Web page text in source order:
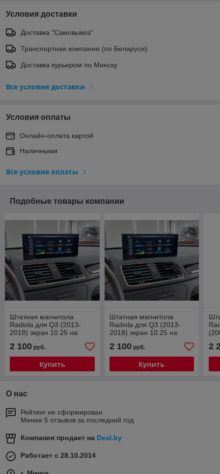
Условия доставки
Доставка "Самовывоз"
Транспортная компания (по Беларуси)
Доставка курьером по Минску
Все условия доставки
Условия оплаты
Онлайн-оплата картой
Наличными
Все условия оплаты
Подобные товары компании
Штатная магнитола
Radiola для Q3 (2013-
2018) экран 10.25 на
Android 12 (без штатной
навигации) 8/128gb/4g
2 100 руб.
Купить
Штатная магнитола
Radiola для Q3 (2013-
2018) экран 10.25 на
комплектации 3G+)
8/128gb/4g
2 100руб.
Купить
2
О нас
Рейтинг не сформирован
Менее 5 отзывов за последний год
Компания продает на Deal.by
Работает с 28.10.2014